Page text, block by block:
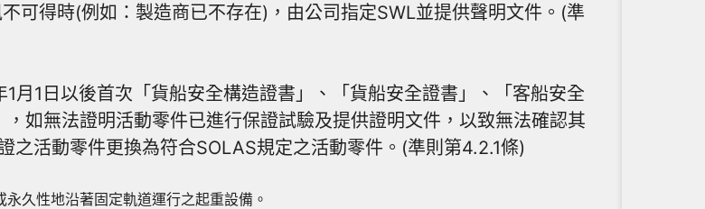
時(例如：製造商已不存在)，由公司指定SWL並提供聲明文件。(準
1日以後首次「貨船安全構造證書」、「貨船安全證書」、「客船安全
如無法證明活動零件已進行保證試驗及提供證明文件，以致無法確認其
活動零件更換為符合SOLAS規定之活動零件。(準則第4.2.1條)
久性地沿著固定軌道運行之起重設備。